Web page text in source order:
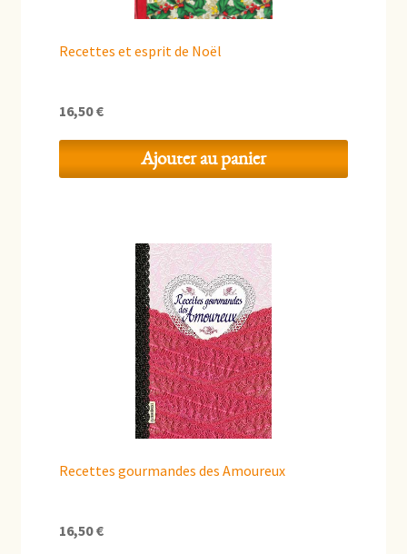
Recettes et esprit de Noël
16,50€
Ajouter au panier
Recettes gourmandes des Amoureux
16,50€